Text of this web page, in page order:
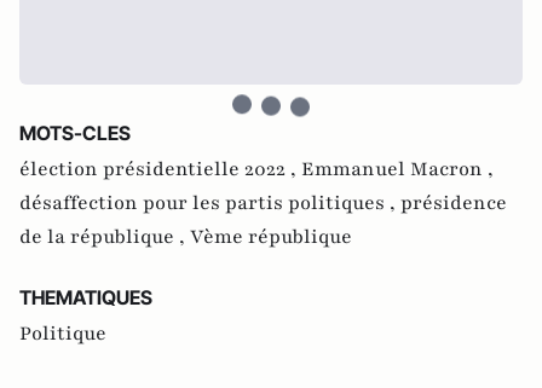
MOTS-CLES
élection présidentielle 2022 , Emmanuel Macron ,
désaffection pour les partis politiques , présidence
de la république , Vème république
THEMATIQUES
Politique